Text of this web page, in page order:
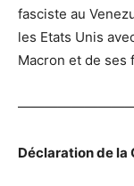
fasciste au
les Etats Unis
Macron et de ses
Déclaration de la